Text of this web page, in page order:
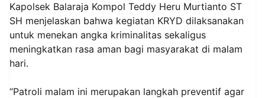
‎Kapolsek Balaraja Kompol Teddy Heru Murtianto ST
SH menjelaskan bahwa kegiatan KRYD dilaksanakan
untuk menekan angka kriminalitas sekaligus
meningkatkan rasa aman bagi masyarakat di malam
hari.
‎“Patroli malam ini merupakan langkah preventif agar